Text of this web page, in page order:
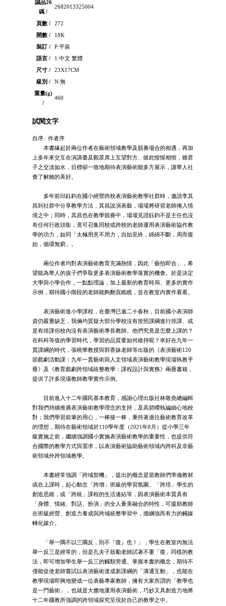
誠品26
碼 /
2682013325004
頁數 /
272
開數 /
18K
裝訂 /
P:平裝
語言 /
1:中文 繁體
尺寸 /
23X17CM
級別 /
N:無
重量(g)
/
460
試閱文字
自序 : 作者序
本書緣起於兩位作者在藝術領域教學及競賽場合的相遇，再加
上多年來交互在演講臺及觀眾席上互望對方、彼此惺惺相惜，雖君
子之交淡如水，目標卻一致地期待表演藝術能多方展示，讓華人社
會了解她的美好。
多年前邱鈺鈞在國小經營跨校表演藝術教學社群時，邀請李其
昌到社群中分享教學方法，其昌說演表藝，場場將研習老師捲入情
境之中；同時，其昌也在教學競賽中，場場見證鈺鈞不是主任也沒
有任何行政頭銜，竟可召集同校或跨校的老師運用表演藝術協作教
學的功力，如同「太極用意不用力，自始至終，綿綿不斷，周而復
始，循環無窮」。
兩位作者均對表演藝術教育充滿熱情，因此「藝拍即合」，希
望能為華人的孩子們爭取更多表演藝術教學落實的機會。於是決定
大學與小學合作，一點點理論，加上最新的教育時局、更多的實作
示例，期待國小階段的老師能夠翻頁瞧瞧，並在教室內實作看看。
表演藝術進小學課程，在臺灣已逾二十春秋，目前國小表演師
資仍嚴重缺乏，我倆均質疑大部分學校沒有按照課綱進行排課、或
是有排課但校內沒有表演藝術專長教師。他們究竟是怎麼上課的？
在科科等值的學習時代，學習的品質要如何維持呢？幸好在九年一
貫課綱的時代，張曉華教授與郭香妹老師等出版的《表演藝術120
節戲劇活動課：九年一貫藝術與人文領域表演藝術教學現場執教手
冊》及《教育戲劇跨領域統整教學：課程設計與實務》兩冊書籍，
提供了許多現場教師教學實作示例。
目前進入十二年國民基本教育，感謝心理出版社林敬堯總編輯
對我們持續推廣表演藝術教學理念的支持，及高碧嶸執編細心地校
對；我們學習前輩的用心，一棒接一棒，秉持著過往藝術教育改革
的理想，期待在藝術領域於110學年度（2021年8月）從小學三年
級實施之前，繼續強調國小實施表演藝術教學的重要性，也提供符
合國際的教學方式與需求，以表演藝術協助藝術領域內跨科及非藝
術領域外跨領域教學。
本書經常強調「跨域契機」，提出的概念是當教師們準備教材
或在上課時，起心動念「跨增」班級的學習氛圍、「跨培」學生的
創造思維，或「跨統」課程的生活連結等，因表演藝術本質具有
「身體、情緒、對話、扮演」的全人薈美融合的特性，可援助教師
在班級經營、創造力養成與跨域統整學習中，擔綱強而有力的觸媒
轉化媒介。
「舉一隅不以三隅反，則不『復』也！」，學生在教室內無法
舉一反三是經常的，但是孔夫子鼓勵老師試著不重「復」同樣的教
法，即可增加學生舉一反三的觸類旁通。掌握本書的概念，期待不
僅能促使老師嘗試以表演藝術達成新課綱的「溝通互動」，也能在
教學現場即興地變成一位表藝專家教師，擁有大家所謂的「教學也
是一門藝術」，也就是大膽地運用表演藝術，巧妙又具創造力地將
十二年國教所強調的跨領域探究呈現於自己的教學之中。